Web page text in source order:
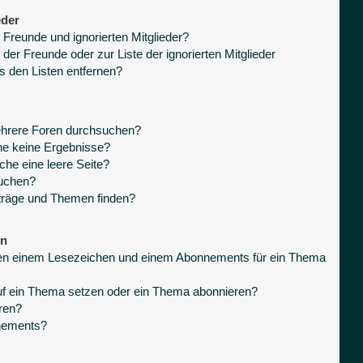
und ignorierten Mitglieder?
Freunde oder zur Liste der ignorierten Mitglieder
den Listen entfernen?
Foren durchsuchen?
keine Ergebnisse?
eine leere Seite?
und Themen finden?
einem Lesezeichen und einem Abonnements für ein Thema
ein Thema setzen oder ein Thema abonnieren?